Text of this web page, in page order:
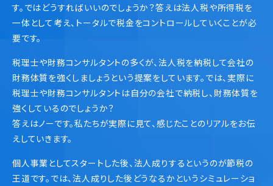
す。ではどうすればいいのでしょうか？答えは法人税や所得税を
一体として考え、トータルで税金をコントロールしていくことが必
要です。
税理士や財務コンサルタントの多くが、法人税を納税して会社の
財務体質を強くしましょうという提案をしています。では、実際に
税理士や財務コンサルタントは自分の会社で納税し、財務体質を
強くしているのでしょうか？
答えはノーです。私たちが実際に見て、感じたことのリアルをお伝
えしていきます。
個人事業としてスタートした後、法人成りするというのが節税の
王道です。では、法人成りした後どうなるかというシミュレーショ